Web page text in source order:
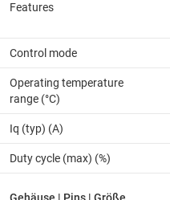
Features
Control mode
Operating temperature
range (°C)
Iq (typ) (A)
Duty cycle (max) (%)